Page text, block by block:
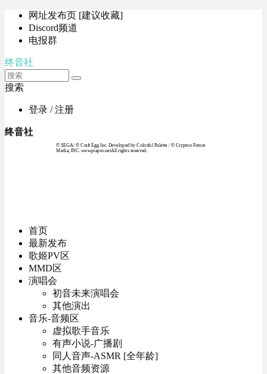
网址发布页 [建议收藏]
Discord频道
电报群
终音社
搜索
登录 / 注册
终音社
© SEGA / © Craft Egg Inc. Developed by Colorful Palette / © Crypton Future
Media, INC. www.piapro.netAll rights reserved.
首页
最新发布
歌姬PV区
MMD区
演唱会
初音未来演唱会
其他演出
音乐-音频区
虚拟歌手音乐
有声小说-广播剧
同人音声-ASMR [全年龄]
其他音频资源